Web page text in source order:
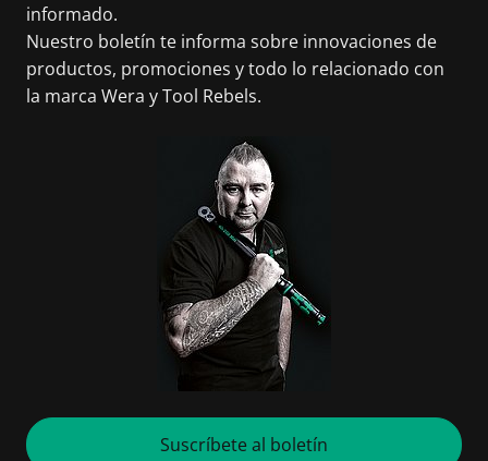
informado.
Nuestro boletín te informa sobre innovaciones de
productos, promociones y todo lo relacionado con
la marca Wera y Tool Rebels.
Suscríbete al boletín